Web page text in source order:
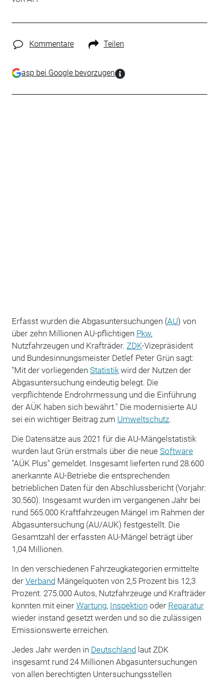
Kommentare Teilen
asp bei Google bevorzugen
Erfasst wurden die Abgasuntersuchungen (AU) von
über zehn Millionen AU-pflichtigen Pkw,
Nutzfahrzeugen und Krafträder. ZDK-Vizepräsident
und Bundesinnungsmeister Detlef Peter Grün sagt:
"Mit der vorliegenden Statistikwird der Nutzen der
Abgasuntersuchung eindeutig belegt. Die
verpflichtende Endrohrmessung und die Einführung
der AÜK haben sich bewährt." Die modernisierte AU
sei ein wichtiger Beitrag zum Umweltschutz.
Die Datensätze aus 2021 für die AU-Mängelstatistik
wurden laut Grün erstmals über die neue Software
"AÜK Plus" gemeldet. Insgesamt lieferten rund 28.600
anerkannte AU-Betriebe die entsprechenden
betrieblichen Daten für den Abschlussbericht (Vorjahr:
30.560). Insgesamt wurden im vergangenen Jahr bei
rund 565.000 Kraftfahrzeugen Mängel im Rahmen der
Abgasuntersuchung (AU/AUK) festgestellt. Die
Gesamtzahl der erfassten AU-Mängel beträgt über
1,04 Millionen.
In den verschiedenen Fahrzeugkategorien ermittelte
der VerbandMängelquoten von 2,5 Prozent bis 12,3
Prozent. 275.000 Autos, Nutzfahrzeuge und Krafträder
konnten mit einer Wartung, Inspektion oder Reparatur
wieder instand gesetzt werden und so die zulässigen
Emissionswerte erreichen.
Jedes Jahr werden in Deutschlandlaut ZDK
insgesamt rund 24 Millionen Abgasuntersuchungen
von allen berechtigten Untersuchungsstellen